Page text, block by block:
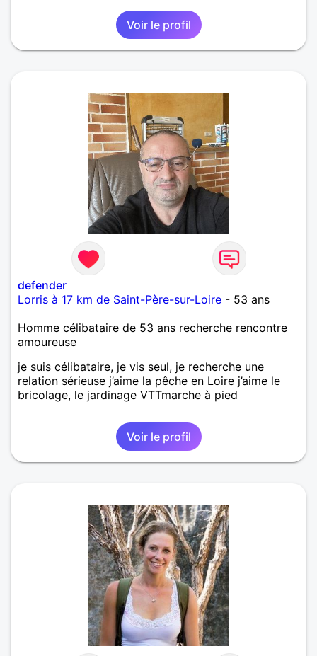
Voir le profil
defender
Lorris à 17 km de Saint-Père-sur-Loire - 53 ans
Homme célibataire de 53 ans recherche rencontre
amoureuse
je suis célibataire, je vis seul, je recherche une
relation sérieuse j’aime la pêche en Loire j’aime le
bricolage, le jardinage VTTmarche à pied
Voir le profil